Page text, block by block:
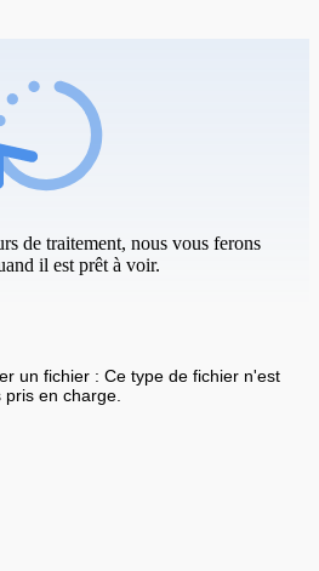
de traitement, nous vous ferons
il est prêt à voir.
un fichier : Ce type de fichier n'est
pris en charge.